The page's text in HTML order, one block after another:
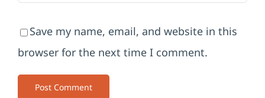
Save my name, email, and website in this
browser for the next time I comment.